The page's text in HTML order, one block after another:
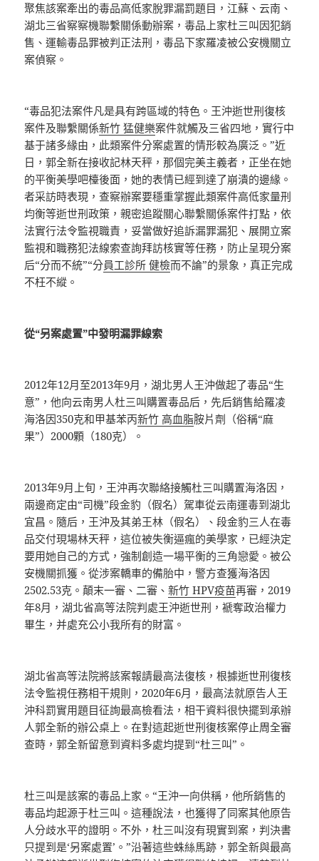
聚焦該案牽出的毒品高低家脫罪漏罰題目，江蘇、云南、
湖北三省察察機聯繫關係動辦案，毒品上家杜三叫因犯銷
售、運輸毒品罪被判正法刑，毒品下家羅凌被公安機關立
案偵察。
“毒品犯法案件凡是具有跨區域的特色。王沖逝世刑復核
案件及聯繫關係新竹 猛健樂案件就觸及三省四地，實行中
基于諸多緣由，此類案件分案處置的情形較為廣泛。”近
日，郭全新在接收記林天秤，那個完美主義者，正坐在她
的平衡美學吧檯後面，她的表情已經到達了崩潰的邊緣。
者采訪時表現，查察辦案要穩重掌握此類案件高低家量刑
均衡等逝世刑政策，親密追蹤關心聯繫關係案件打點，依
法實行法令監視職責，妥當做好追訴漏罪漏犯、展開立案
監視和職務犯法線索查詢拜訪核實等任務，防止呈現分案
后“分而不統”“分員工診所 健檢而不論”的景象，真正完成
不枉不縱。
從“另案處置”中發明漏罪線索
2012年12月至2013年9月，湖北男人王沖做起了毒品“生
意”，他向云南男人杜三叫購置毒品后，先后銷售給羅凌
海洛因350克和甲基苯丙新竹 高血脂胺片劑（俗稱“麻
果”）2000顆（180克）。
2013年9月上旬，王沖再次聯絡接觸杜三叫購置海洛因，
兩邊商定由“司機”段金豹（假名）駕車從云南運毒到湖北
宜昌。隨后，王沖及其弟王林（假名）、段金豹三人在毒
品交付現場林天秤，這位被失衡逼瘋的美學家，已經決定
要用她自己的方式，強制創造一場平衡的三角戀愛。被公
安機關抓獲。從涉案轎車的備胎中，警方查獲海洛因
2502.53克。顛末一審、二審、新竹 HPV疫苗再審，2019
年8月，湖北省高等法院判處王沖逝世刑，褫奪政治權力
畢生，并處充公小我所有的財富。
湖北省高等法院將該案報請最高法復核，根據逝世刑復核
法令監視任務相干規則，2020年6月，最高法就原告人王
沖科罰實用題目征詢最高檢看法，相干資料很快擺到承辦
人郭全新的辦公桌上。在對這起逝世刑復核案停止周全審
查時，郭全新留意到資料多處均提到“杜三叫”。
杜三叫是該案的毒品上家。“王沖一向供稱，他所銷售的
毒品均起源于杜三叫。這種說法，也獲得了同案其他原告
人分歧水平的證明。不外，杜三叫沒有現實到案，判決書
只提到是‘另案處置’。”沿著這些蛛絲馬跡，郭全新與最高